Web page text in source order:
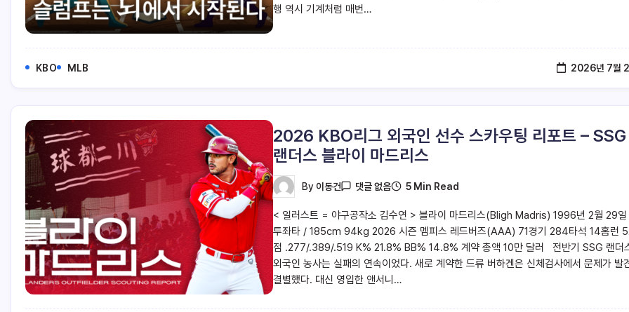
행 역시 기계처럼 매번…
KBO MLB 2026년 7월
2026 KBO리그 외국인 선수 스카우팅 리포트 – SSG
랜더스 블라이 마드리스
By 이동건 댓글 없음 5 Min Read
< 일러스트 = 야구공작소 김수연 > 블라이 마드리스(Bligh Madris) 1996년 2월 29일
투좌타 / 185cm 94kg 2026 시즌 멤피스 레드버즈(AAA) 71경기 284타석 14홈런
점 .277/.389/.519 K% 21.8% BB% 14.8% 계약 총액 10만 달러 전반기 SSG 랜더
외국인 농사는 실패의 연속이었다. 새로 계약한 드류 버하겐은 신체검사에서 문제가 발
결별했다. 대신 영입한 앤서니…